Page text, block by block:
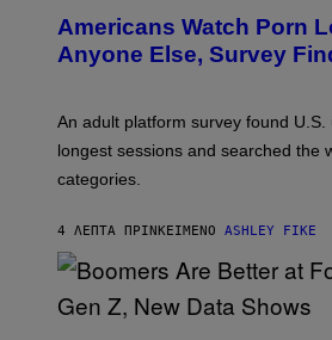
Americans Watch Porn
Anyone Else, Survey
An adult platform survey found U.S.
longest sessions and searched the
categories.
4 ΛΕΠΤΆ ΠΡΙΝ ΚΕΊΜΕΝΟ ASHLEY FIKE